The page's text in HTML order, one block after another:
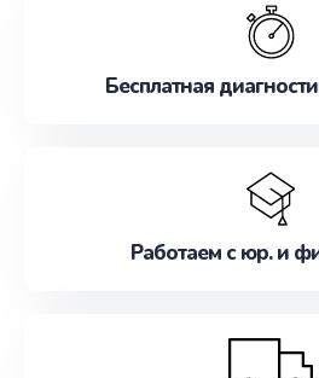
наилучшим образом. Не
Бесплатная
Работаем с юр. и